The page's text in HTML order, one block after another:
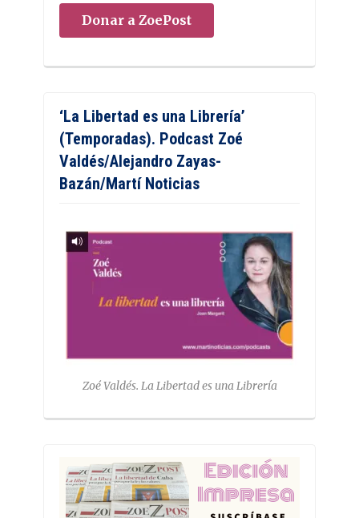
Donar a ZoePost
‘La Libertad es una Librería’
(Temporadas). Podcast Zoé
Valdés/Alejandro Zayas-
Bazán/Martí Noticias
Zoé Valdés. La Libertad es una Librería